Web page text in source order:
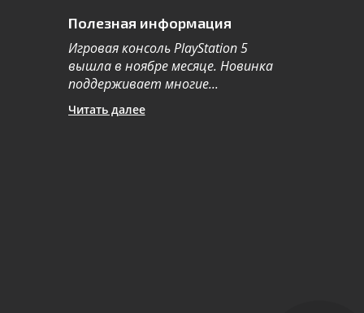
Полезная информация
Игровая консоль PlayStation 5
вышла в ноябре месяце. Новинка
поддерживает многие...
Читать далее